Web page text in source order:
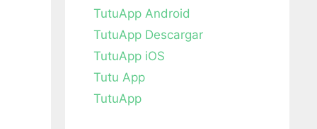
TutuApp Android
TutuApp Descargar
TutuApp iOS
Tutu App
TutuApp